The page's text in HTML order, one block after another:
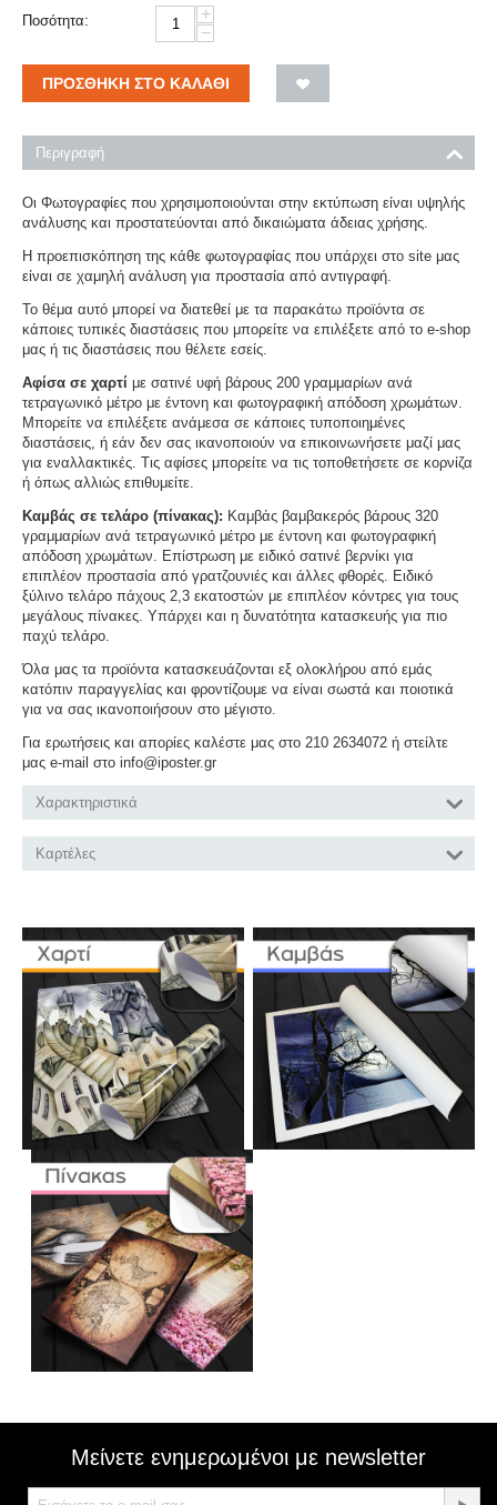
Ποσότητα:
+
−
ΠΡΟΣΘΉΚΗ ΣΤΟ ΚΑΛΆΘΙ
Περιγραφή
Οι Φωτογραφίες που χρησιμοποιούνται στην εκτύπωση είναι υψηλής
ανάλυσης και προστατεύονται από δικαιώματα άδειας χρήσης.
Η προεπισκόπηση της κάθε φωτογραφίας που υπάρχει στο site μας
είναι σε χαμηλή ανάλυση για προστασία από αντιγραφή.
Το θέμα αυτό μπορεί να διατεθεί με τα παρακάτω προϊόντα σε
κάποιες τυπικές διαστάσεις που μπορείτε να επιλέξετε από το e-shop
μας ή τις διαστάσεις που θέλετε εσείς.
Αφίσα σε χαρτί με σατινέ υφή βάρους 200 γραμμαρίων ανά
τετραγωνικό μέτρο με έντονη και φωτογραφική απόδοση χρωμάτων.
Μπορείτε να επιλέξετε ανάμεσα σε κάποιες τυποποιημένες
διαστάσεις, ή εάν δεν σας ικανοποιούν να επικοινωνήσετε μαζί μας
για εναλλακτικές. Τις αφίσες μπορείτε να τις τοποθετήσετε σε κορνίζα
ή όπως αλλιώς επιθυμείτε.
Καμβάς σε τελάρο (πίνακας): Καμβάς βαμβακερός βάρους 320
γραμμαρίων ανά τετραγωνικό μέτρο με έντονη και φωτογραφική
απόδοση χρωμάτων. Επίστρωση με ειδικό σατινέ βερνίκι για
επιπλέον προστασία από γρατζουνιές και άλλες φθορές. Ειδικό
ξύλινο τελάρο πάχους 2,3 εκατοστών με επιπλέον κόντρες για τους
μεγάλους πίνακες. Υπάρχει και η δυνατότητα κατασκευής για πιο
παχύ τελάρο.
Όλα μας τα προϊόντα κατασκευάζονται εξ ολοκλήρου από εμάς
κατόπιν παραγγελίας και φροντίζουμε να είναι σωστά και ποιοτικά
για να σας ικανοποιήσουν στο μέγιστο.
Για ερωτήσεις και απορίες καλέστε μας στο 210 2634072 ή στείλτε
μας e-mail στο info@iposter.gr
Χαρακτηριστικά
Καρτέλες
Μείνετε ενημερωμένοι με newsletter